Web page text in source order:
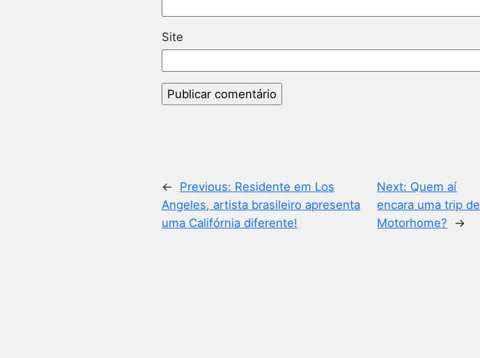
Site
← Previous: Residente em Los
Angeles, artista brasileiro apresenta
uma Califórnia diferente!
Next: Quem aí
encara uma trip de
Motorhome?
→